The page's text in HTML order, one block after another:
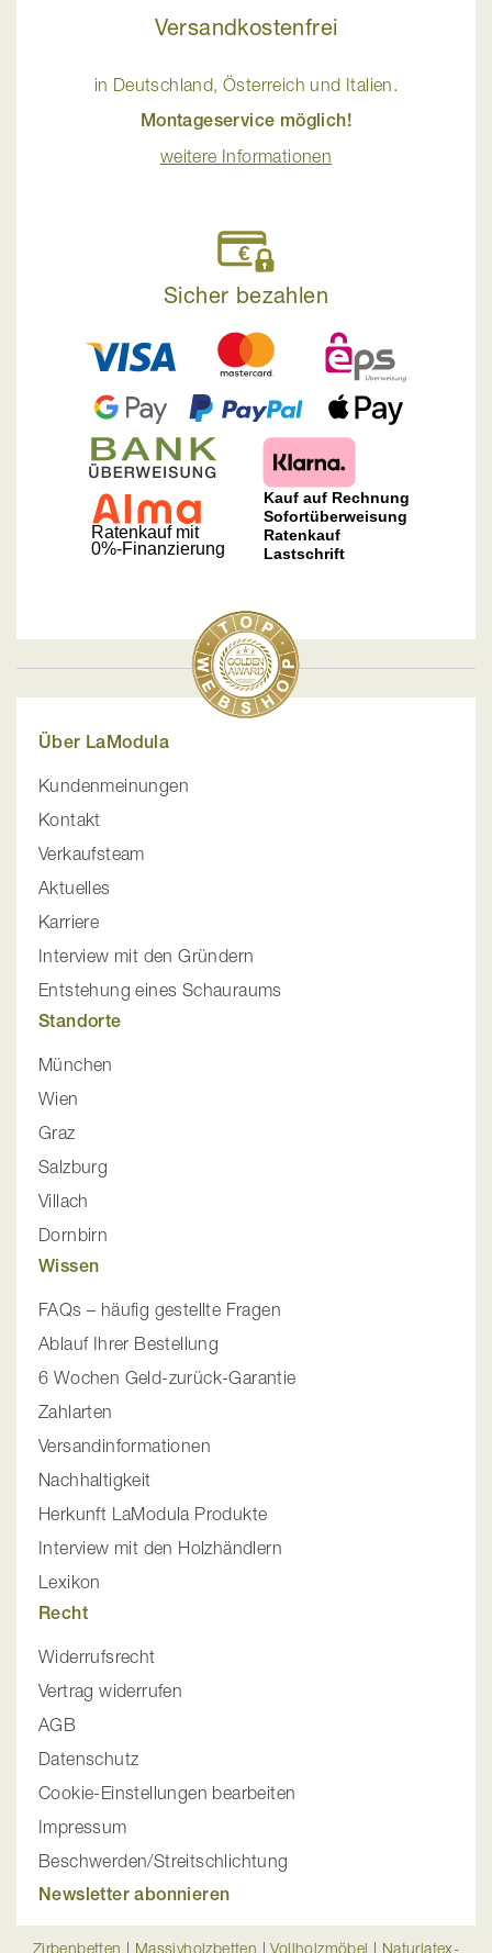
Versandkostenfrei
in Deutschland, Österreich und Italien.
Montageservice möglich!
weitere Informationen
Sicher bezahlen
Über LaModula
Kundenmeinungen
Kontakt
Verkaufsteam
Aktuelles
Karriere
Interview mit den Gründern
Entstehung eines Schauraums
Standorte
München
Wien
Graz
Salzburg
Villach
Dornbirn
Wissen
FAQs – häufig gestellte Fragen
Ablauf Ihrer Bestellung
6 Wochen Geld-zurück-Garantie
Zahlarten
Versandinformationen
Nachhaltigkeit
Herkunft LaModula Produkte
Interview mit den Holzhändlern
Lexikon
Recht
Widerrufsrecht
Vertrag widerrufen
AGB
Datenschutz
Cookie-Einstellungen bearbeiten
Impressum
Beschwerden/Streitschlichtung
Newsletter abonnieren
Zirbenbetten | Massivholzbetten |Vollholzmöbel | Naturlatex-